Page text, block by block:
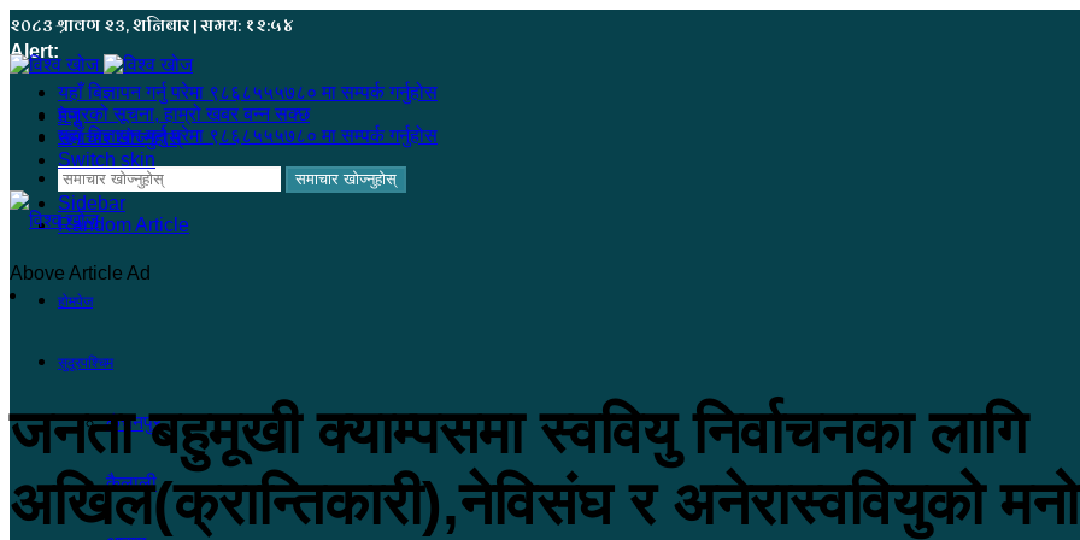
२०८३ श्रावण २३, शनिबार | समय: १२:५४
Alert:
यहाँ बिज्ञापन गर्नु परेमा ९८६८५५५७८० मा सम्पर्क गर्नुहोस
हजुरको सूचना, हाम्रो खबर बन्न सक्छ
यहाँ बिज्ञापन गर्नु परेमा ९८६८५५५७८० मा सम्पर्क गर्नुहोस
समाचार खोज्नुहोस्
Sidebar
Random Article
मेनू
समाचार खोज्नुहोस्
Switch skin
होमपेज
सुदूरपश्चिम
कंचनपुर
कैलाली
Above Article Ad
जनता बहुमूखी क्याम्पसमा स्ववियु निर्वाचनका लागि
अखिल(क्रान्तिकारी),नेविसंघ र अनेरास्ववियुको